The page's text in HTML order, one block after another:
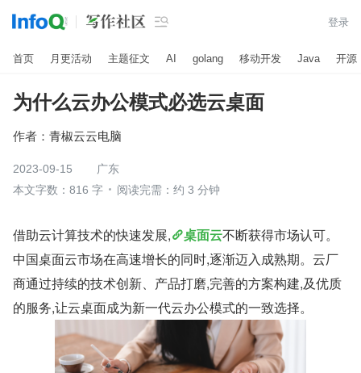
 登录
首页 月更活动 主题征文 AI golang 移动开发 Java 开源
为什么云办公模式必选云桌面
作者： 青椒云云电脑
2023-09-15
广东
本文字数：816 字
阅读完需：约 3 分钟
借助云计算技术的快速发展, 桌面云不断获得市场认可。
中国桌面云市场在高速增长的同时,逐渐迈入成熟期。云厂
商通过持续的技术创新、产品打磨,完善的方案构建,及优质
的服务,让云桌面成为新一代云办公模式的一致选择。